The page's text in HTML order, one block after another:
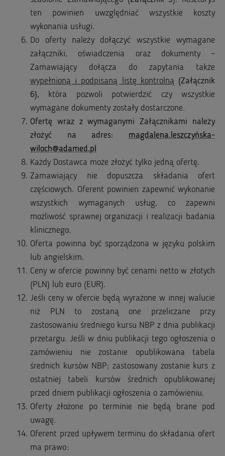
ten powinien uwzględniać wszystkie koszty
wykonania usługi.
Do oferty należy dołączyć wszystkie wymagane
załączniki, oświadczenia oraz dokumenty –
Zamawiający dołącza do zapytania także
wypełnioną i podpisaną listę kontrolną (Załącznik
6), która pozwoli potwierdzić czy wszystkie
wymagane dokumenty zostały dostarczone.
Ofertę wraz z wymaganymi Załącznikami należy
złożyć na adres: magdalena.leszczyńska-
wiloch@adamed.pl
Każdy Dostawca może złożyć tylko jedną ofertę.
Zamawiający nie dopuszcza składania ofert
częściowych. Oferent powinien zapewnić wykonanie
wszystkich wymaganych usług, co zapewni
możliwość sprawnej organizacji i realizacji badania
klinicznego.
Oferta powinna być sporządzona w języku polskim
lub angielskim.
Ceny w ofercie powinny być cenami netto w złotych
(PLN) lub euro (EUR).
Jeśli ceny w ofercie będą wyrażone w innej walucie
niż PLN to zostaną one przeliczane przy
zastosowaniu średniego kursu NBP z dnia publikacji
przetargu. Jeśli w dniu publikacji tego ogłoszenia o
zamówieniu nie zostanie opublikowana tabela
średnich kursów NBP; zastosowany zostanie kurs z
ostatniej tabeli kursów średnich opublikowanej
przed dniem publikacji ogłoszenia o zamówieniu.
Oferty złożone po terminie nie będą brane pod
uwagę.
Oferent przed upływem terminu do składania ofert
ma prawo: